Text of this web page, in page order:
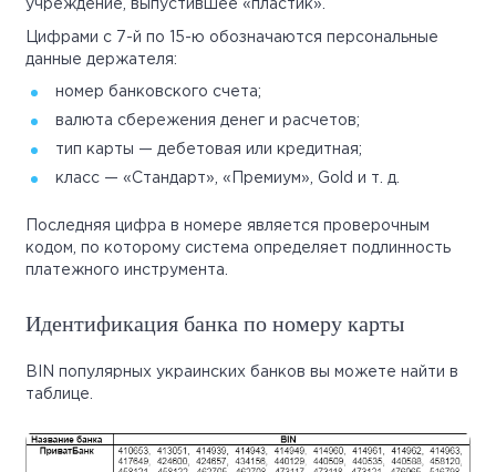
учреждение, выпустившее «пластик».
Цифрами с 7-й по 15-ю обозначаются персональные
данные держателя:
номер банковского счета;
валюта сбережения денег и расчетов;
тип карты — дебетовая или кредитная;
класс — «Стандарт», «Премиум», Gold и т. д.
Последняя цифра в номере является проверочным
кодом, по которому система определяет подлинность
платежного инструмента.
Идентификация банка по номеру карты
BIN популярных украинских банков вы можете найти в
таблице.